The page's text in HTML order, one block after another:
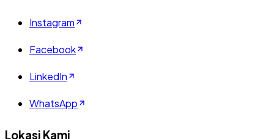
Instagram
Facebook
LinkedIn
WhatsApp
Lokasi Kami